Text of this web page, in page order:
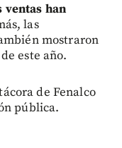
ventas han
las
mostraron
este año.
de Fenalco
pública.